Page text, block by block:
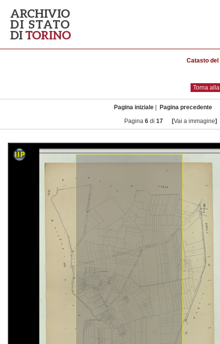
Catasto del
Torna
Pagina iniziale
Pagina precedente
Pagina 6di 17 [Vai a immagine]